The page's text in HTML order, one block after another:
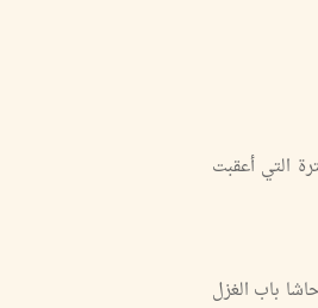
التي أعقبت
باب الغزل